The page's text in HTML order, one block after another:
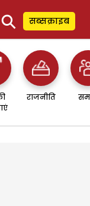
⚲ सब्सक्राइब
राजनीति